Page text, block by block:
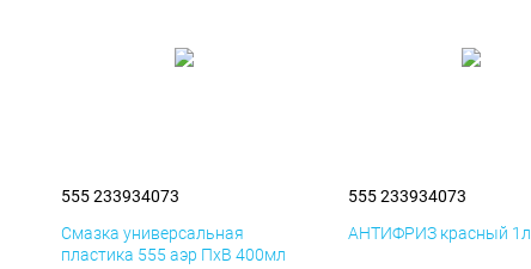
555 233934073
Смазка универсальная
пластика 555 аэр ПхВ 400мл
555 233934073
АНТИФРИЗ красный 1л.